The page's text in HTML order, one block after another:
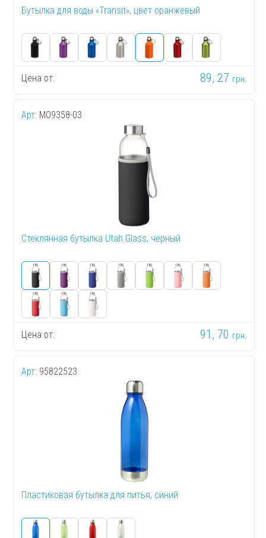
Бутылка для воды «Transit», цвет оранжевый
Цена от: 89, 27 грн.
Арт: MO9358-03
Стеклянная бутылка Utah Glass, черный
Цена от: 91, 70 грн.
Арт: 95822523
Пластиковая бутылка для питья, синий